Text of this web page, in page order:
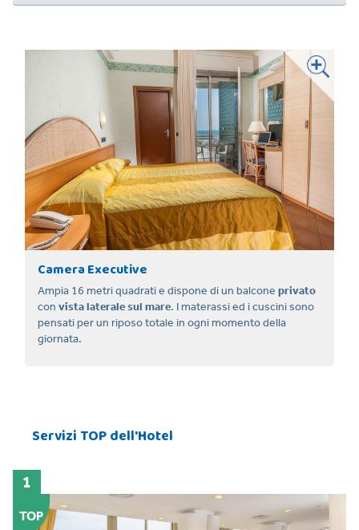
Camera Executive
Ampia 16 metri quadrati e dispone di un balcone privato
con vista laterale sul mare. I materassi ed i cuscini sono
pensati per un riposo totale in ogni momento della
giornata.
Servizi TOP dell'Hotel
TOP
1